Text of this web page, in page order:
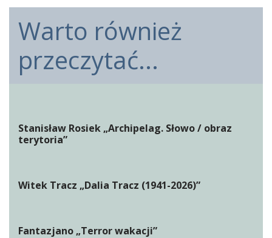
Warto również
przeczytać...
Stanisław Rosiek „Archipelag. Słowo / obraz
terytoria”
Witek Tracz „Dalia Tracz (1941-2026)”
Fantazjano „Terror wakacji”